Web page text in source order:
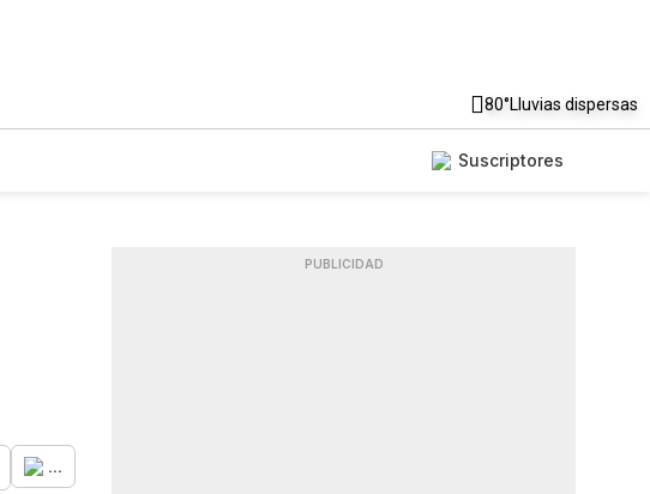
80°Lluvias dispersas
Suscriptores
...
PUBLICIDAD